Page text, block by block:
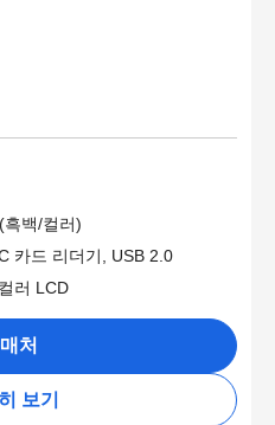
백/컬러)
카드 리더기, USB 2.0
러 LCD
처
보기